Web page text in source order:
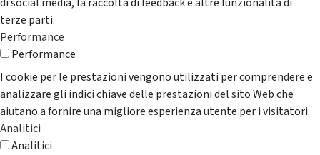
terze parti.
Performance
Performance
I cookie per le prestazioni vengono utilizzati per comprendere e
analizzare gli indici chiave delle prestazioni del sito Web che
aiutano a fornire una migliore esperienza utente per i visitatori.
Analitici
Analitici